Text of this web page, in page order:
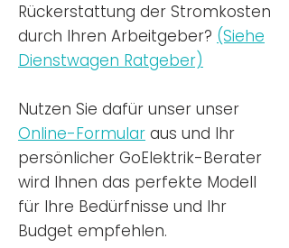
Rückerstattung der Stromkosten
durch Ihren Arbeitgeber? (Siehe
Dienstwagen Ratgeber)
Nutzen Sie dafür unser unser
Online-Formular aus und Ihr
persönlicher GoElektrik-Berater
wird Ihnen das perfekte Modell
für Ihre Bedürfnisse und Ihr
Budget empfehlen.